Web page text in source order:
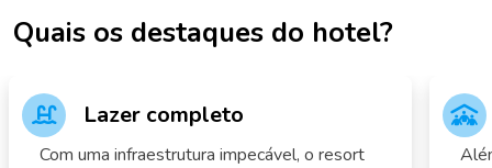
Quais os destaques do hotel?
Lazer completo
Com uma infraestrutura impecável, o resort